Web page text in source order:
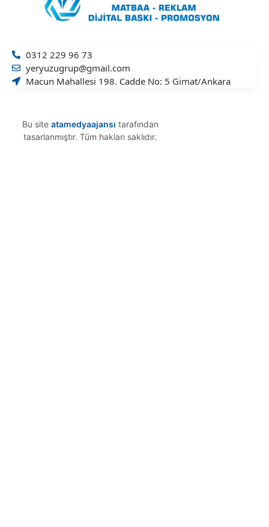
0312 229 96 73
yeryuzugrup@gmail.com
Macun Mahallesi 198. Cadde No: 5 Gimat/Ankara
Bu site atamedyaajansı tarafından
tasarlanmıştır. Tüm hakları saklıdır.